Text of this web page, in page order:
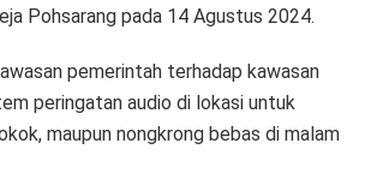
Pohsarang pada 14 Agustus 2024.
pemerintah terhadap kawasan
peringatan audio di lokasi untuk
maupun nongkrong bebas di malam